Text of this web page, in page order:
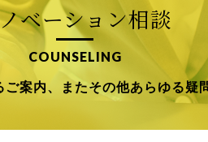
ベーション相談
COUNSELING
案内、 またその他あらゆる疑